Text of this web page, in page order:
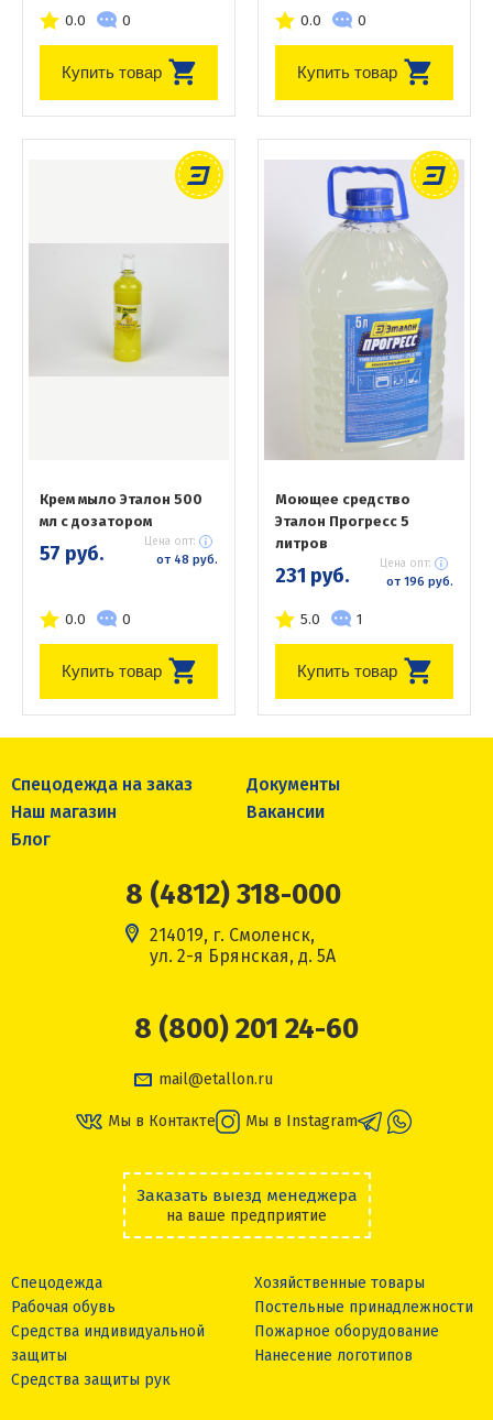
0.0 0
Купить товар
0.0 0
Купить товар
Крем мыло Эталон 500
мл с дозатором
57 руб. Цена опт:
от 48 руб.
0.0 0
Купить товар
Моющее средство
Эталон Прогресс 5
литров
231 руб. Цена опт:
от 196 руб.
5.0 1
Купить товар
Спецодежда на заказ
Документы
Наш магазин
Вакансии
Блог
8 (4812) 318-000
214019, г. Смоленск,
ул. 2-я Брянская, д. 5А
8 (800) 201 24-60
mail@etallon.ru
Мы в Контакте Мы в Instagram
Заказать выезд менеджера
на ваше предприятие
Спецодежда
Рабочая обувь
Средства индивидуальной
защиты
Средства защиты рук
Хозяйственные товары
Постельные принадлежности
Пожарное оборудование
Нанесение логотипов